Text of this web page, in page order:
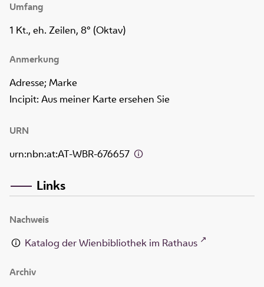
Umfang
1 Kt., eh. Zeilen, 8° (Oktav)
Anmerkung
Adresse; Marke
Incipit: Aus meiner Karte ersehen Sie
URN
urn:nbn:at:AT-WBR-676657
Links
Nachweis
Katalog der Wienbibliothek im Rathaus
Archiv